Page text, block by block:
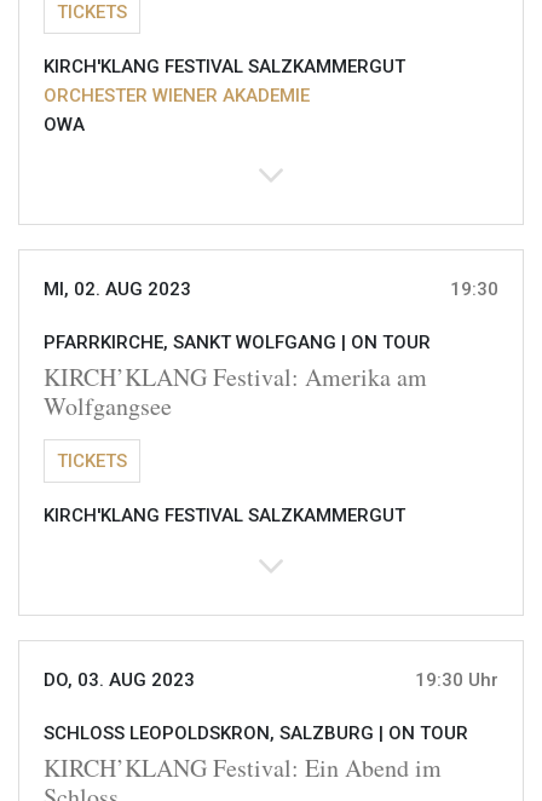
TICKETS
KIRCH'KLANG FESTIVAL SALZKAMMERGUT
ORCHESTER WIENER AKADEMIE
OWA
MI, 02. AUG 2023 19:30
PFARRKIRCHE, SANKT WOLFGANG | ON TOUR
KIRCH’KLANG Festival: Amerika am
Wolfgangsee
TICKETS
KIRCH'KLANG FESTIVAL SALZKAMMERGUT
DO, 03. AUG 2023 19:30 Uhr
SCHLOSS LEOPOLDSKRON, SALZBURG | ON TOUR
KIRCH’KLANG Festival: Ein Abend im